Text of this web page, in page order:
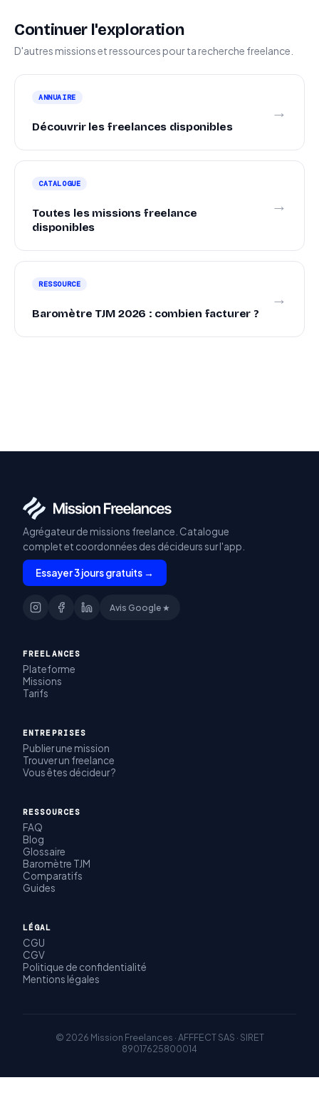
Continuer l'exploration
D'autres missions et ressources pour ta recherche freelance.
ANNUAIRE
Découvrir les freelances disponibles
→
CATALOGUE
Toutes les missions freelance
disponibles
→
RESSOURCE
Baromètre TJM 2026 : combien facturer ?
→
Agrégateur de missions freelance. Catalogue
complet et coordonnées des décideurs sur l'app.
Essayer 3 jours gratuits →
Avis Google ★
FREELANCES
Plateforme
Missions
Tarifs
ENTREPRISES
Publier une mission
Trouver un freelance
Vous êtes décideur ?
RESSOURCES
FAQ
Blog
Glossaire
Baromètre TJM
Comparatifs
Guides
LÉGAL
CGU
CGV
Politique de confidentialité
Mentions légales
© 2026 Mission Freelances · AFFFECT SAS · SIRET
89017625800014